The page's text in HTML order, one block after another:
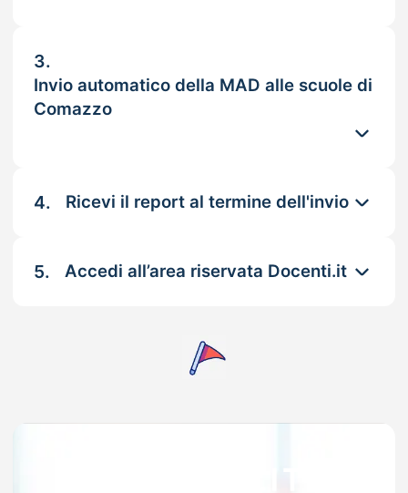
3.
Invio automatico della MAD alle scuole di
Comazzo
4. Ricevi il report al termine dell'invio
5. Accedi all’area riservata Docenti.it